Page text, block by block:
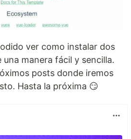
ver como instalar dos
una manera fácil y sencilla.
posts donde iremos
Hasta la próxima 😏